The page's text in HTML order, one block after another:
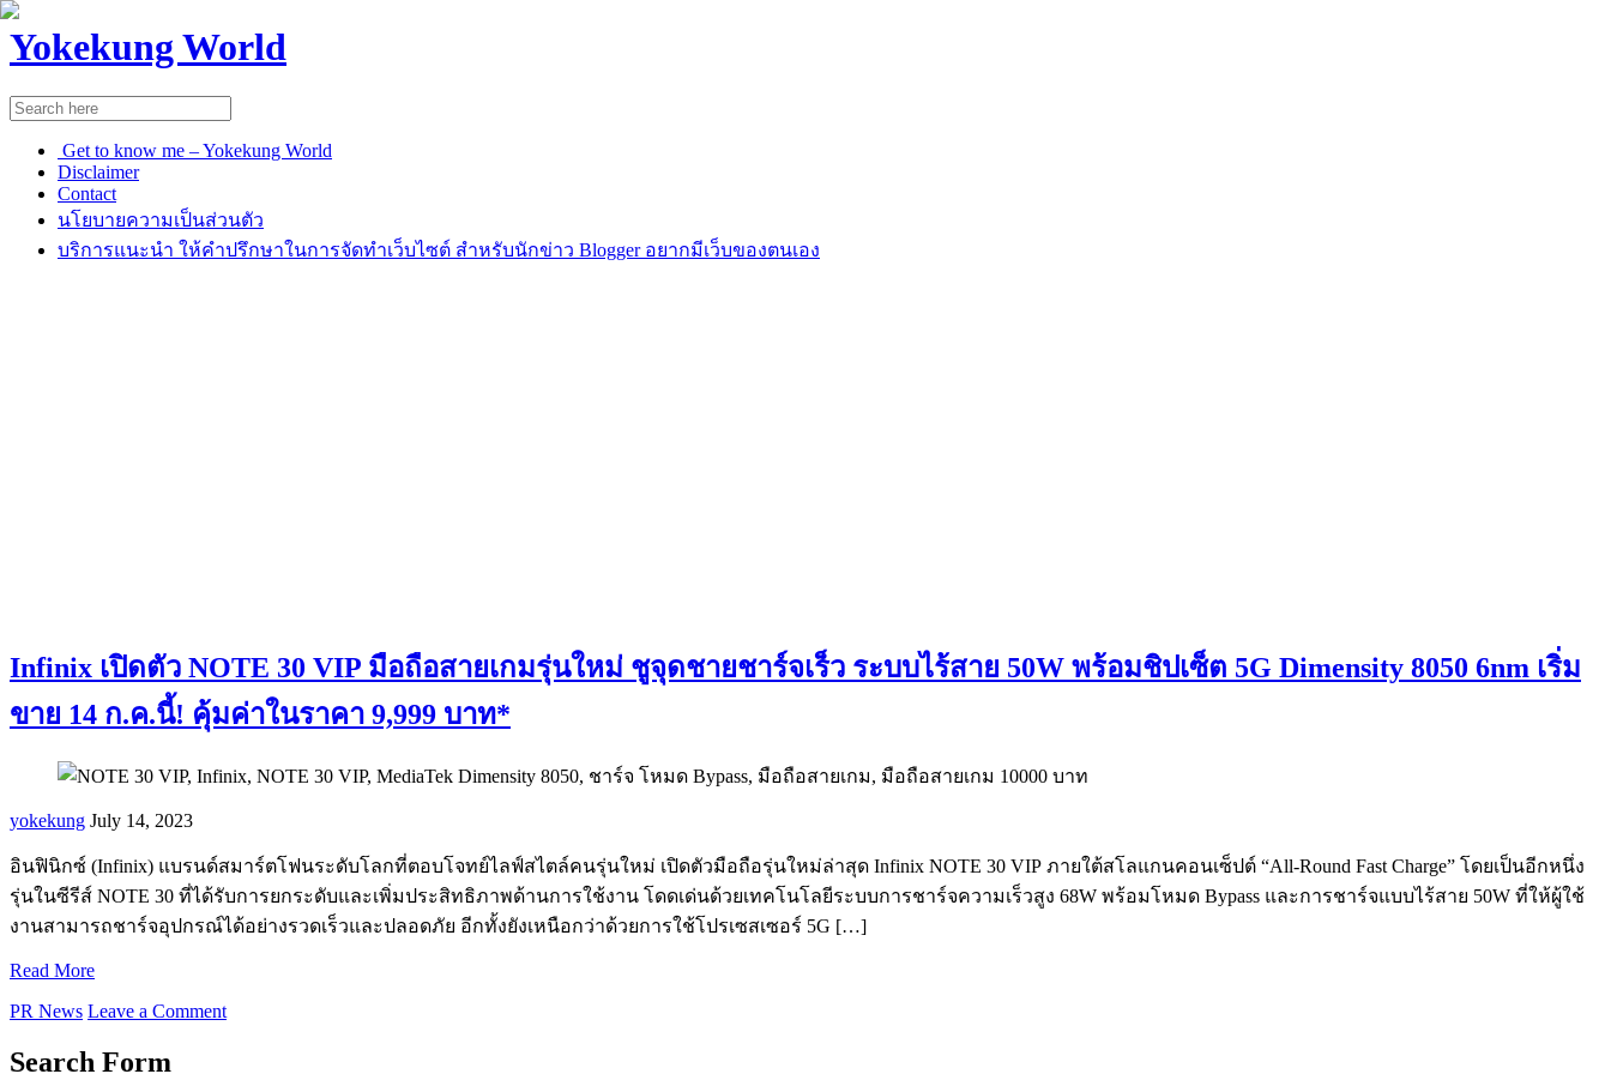
Yokekung World
Get to know me – Yokekung World
Disclaimer
Contact
นโยบายความเป็นส่วนตัว
บริการแนะนำ ให้คำปรึกษาในการจัดทำเว็บไซต์ สำหรับนักข่าว Blogger อยากมีเว็บของตนเอง
Infinix เปิดตัว NOTE 30 VIP มือถือสายเกมรุ่นใหม่ ชูจุดชายชาร์จเร็ว ระบบไร้สาย 50W พร้อมชิปเซ็ต 5G Dimensity 8050 6nm เริ่ม
ขาย 14 ก.ค.นี้! คุ้มค่าในราคา 9,999 บาท*
yokekung July 14, 2023
อินฟินิกซ์ (Infinix) แบรนด์สมาร์ตโฟนระดับโลกที่ตอบโจทย์ไลฟ์สไตล์คนรุ่นใหม่ เปิดตัวมือถือรุ่นใหม่ล่าสุด Infinix NOTE 30 VIP ภายใต้สโลแกนคอนเซ็ปต์ “All-Round Fast Charge” โดยเป็นอีกหนึ่ง
รุ่นในซีรีส์ NOTE 30 ที่ได้รับการยกระดับและเพิ่มประสิทธิภาพด้านการใช้งาน โดดเด่นด้วยเทคโนโลยีระบบการชาร์จความเร็วสูง 68W พร้อมโหมด Bypass และการชาร์จแบบไร้สาย 50W ที่ให้ผู้ใช้
งานสามารถชาร์จอุปกรณ์ได้อย่างรวดเร็วและปลอดภัย อีกทั้งยังเหนือกว่าด้วยการใช้โปรเซสเซอร์ 5G […]
Read More
PR News Leave a Comment
Search Form